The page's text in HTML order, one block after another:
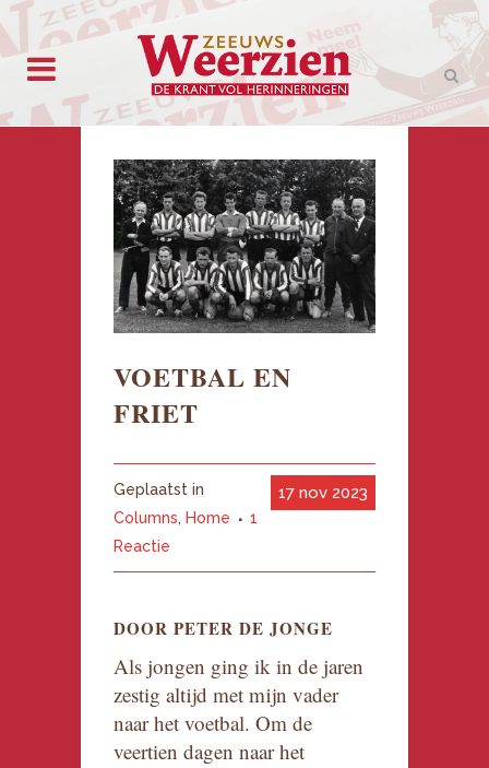
VOETBAL EN
FRIET
17 nov 2023
Geplaatst in
Columns, Home
1
Reactie
DOOR PETER DE JONGE
Als jongen ging ik in de jaren
zestig altijd met mijn vader
naar het voetbal. Om de
veertien dagen naar het